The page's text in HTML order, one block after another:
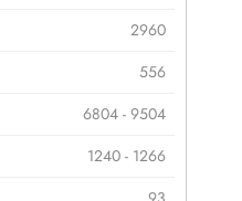
2960
556
6804 - 9504
1240 - 1266